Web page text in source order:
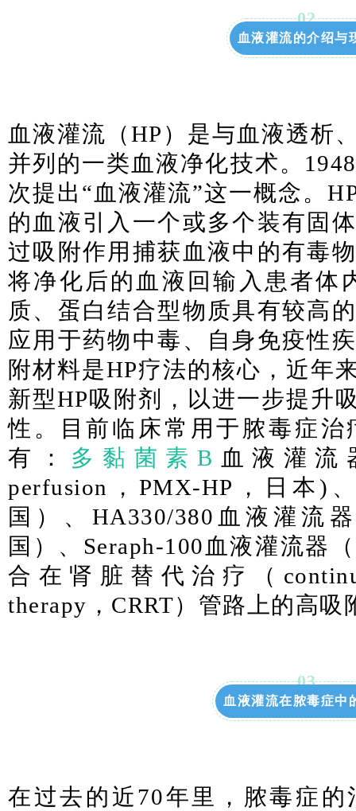
02
血液灌流的介绍与
血液灌流（HP）是与血液透析
并列的一类血液净化技术。
次提出“血液灌流”这一概念。
的血液引入一个或多个装有固
过吸附作用捕获血液中的有毒
将净化后的血液回输入患者体
质、蛋白结合型物质具有较高
应用于药物中毒、自身免疫性
附材料是HP疗法的核心，近年
新型HP吸附剂，以进一步提升
性。目前临床常用于脓毒症
有： 多黏菌素B 血液灌流
perfusion，PMX-HP，日本)
国）、HA330/380血液灌流
国）、Seraph-100血液灌流器
合在肾脏替代治疗（
therapy，CRRT）管路上的高吸
03
血液灌流在脓毒症中
在过去的近70年里，脓毒症